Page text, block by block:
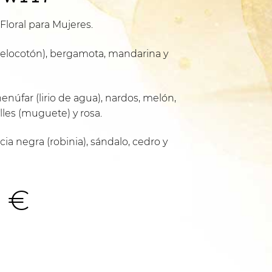
para Mujeres.
bergamota, mandarina y
(lirio de agua), nardos, melón,
(muguete) y rosa.
negra (robinia), sándalo, cedro y
€